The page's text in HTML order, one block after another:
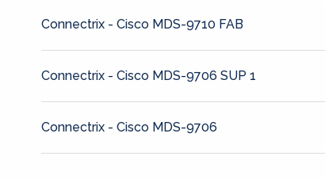
Connectrix - Cisco MDS-9710 FAB
Connectrix - Cisco MDS-9706 SUP 1
Connectrix - Cisco MDS-9706